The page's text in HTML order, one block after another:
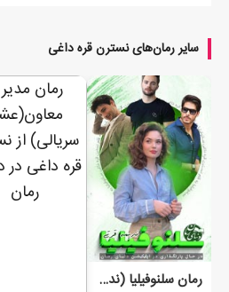
سایر رمان‌های نسترن قره داغی
رمان سلنوفیلیا (ندیمه قرتی)